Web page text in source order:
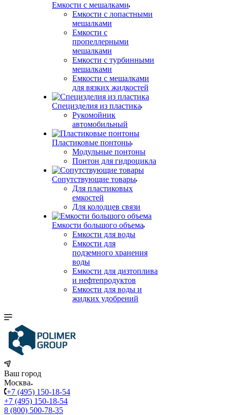
Емкости с мешалками
Емкости с лопастными
мешалками
Емкости с
пропеллерными
мешалками
Емкости с турбинными
мешалками
Емкости с мешалками
для вязких жидкостей
Специзделия из пластика
Рукомойник
автомобильный
Пластиковые понтоны
Модульные понтоны
Понтон для гидроцикла
Сопутствующие товары
Для пластиковых
емкостей
Для колодцев связи
Емкости большого объема
Емкости для воды
Емкости для
подземного хранения
воды
Емкости для дизтоплива
и нефтепродуктов
Емкости для воды и
жидких удобрений
Ваш город
Москва
+7 (495) 150-18-54
+7 (495) 150-18-54
8 (800) 500-78-35